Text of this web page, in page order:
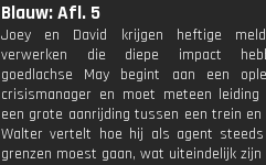
Blauw: Afl. 5
Joey en David krijgen heftige
verwerken die diepe impact
goedlachse May begint aan een
crisismanager en moet meteen leiding
een grote aanrijding tussen een trein en
Walter vertelt hoe hij als agent
grenzen moest gaan, wat uiteindelijk